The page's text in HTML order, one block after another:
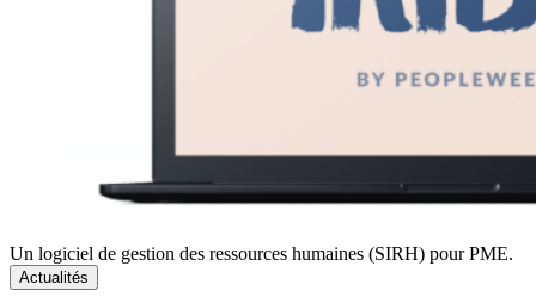
Un logiciel de gestion des ressources humaines (SIRH) pour PME.
Actualités